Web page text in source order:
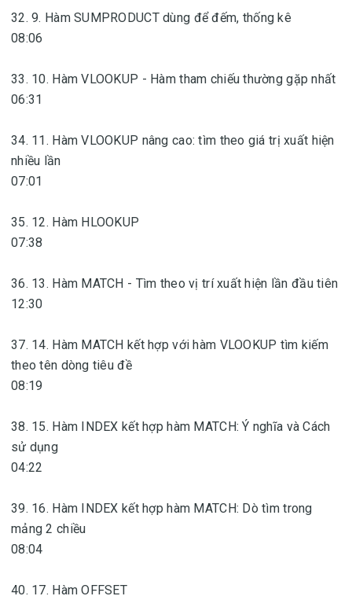
32. 9. Hàm SUMPRODUCT dùng để đếm, thống kê
08:06
33. 10. Hàm VLOOKUP - Hàm tham chiếu thường gặp nhất
06:31
34. 11. Hàm VLOOKUP nâng cao: tìm theo giá trị xuất hiện
nhiều lần
07:01
35. 12. Hàm HLOOKUP
07:38
36. 13. Hàm MATCH - Tìm theo vị trí xuất hiện lần đầu tiên
12:30
37. 14. Hàm MATCH kết hợp với hàm VLOOKUP tìm kiếm
theo tên dòng tiêu đề
08:19
38. 15. Hàm INDEX kết hợp hàm MATCH: Ý nghĩa và Cách
sử dụng
04:22
39. 16. Hàm INDEX kết hợp hàm MATCH: Dò tìm trong
mảng 2 chiều
08:04
40. 17. Hàm OFFSET